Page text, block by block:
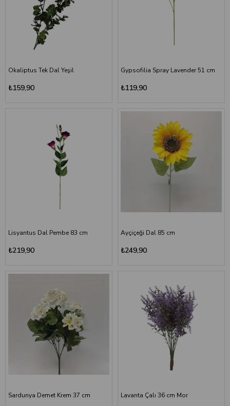
Okaliptus Tek Dal Yeşil
₺159,90
Gypsofilia Spray Lavender 51 cm
₺119,90
Lisyantus Dal Pembe 83 cm
₺219,90
Ayçiçeği Dal 85 cm
₺249,90
Sardunya Demet Krem 37 cm Lavanta Çalı 36 cm Mor